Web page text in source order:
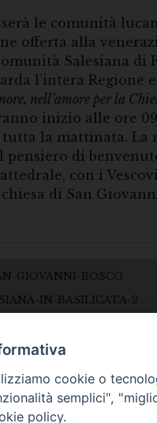
le comunità
offerta alla
Salesiana di
l’intera Regione
nell’amore per la
inizio alle ore
tutta la mattinata. La
di
con i
di San
GIOVANNI-BOSCO
IN-BASILICATA-2
cookie o
semplici",
policy.